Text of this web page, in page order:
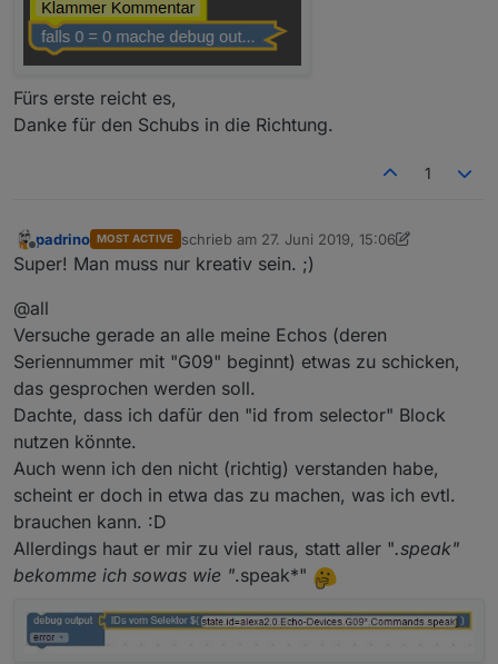
Fürs erste reicht es,
Danke für den Schubs in die Richtung.
1
Offline
padrino MOST ACTIVE schrieb am 27. Juni 2019, 15:06
zuletzt editiert von padrino
Super! Man muss nur kreativ sein. ;)
@all
Versuche gerade an alle meine Echos (deren
Seriennummer mit "G09" beginnt) etwas zu schicken,
das gesprochen werden soll.
Dachte, dass ich dafür den "id from selector" Block
nutzen könnte.
Auch wenn ich den nicht (richtig) verstanden habe,
scheint er doch in etwa das zu machen, was ich evtl.
brauchen kann. :D
Allerdings haut er mir zu viel raus, statt aller ".speak"
bekomme ich sowas wie ".speak*"